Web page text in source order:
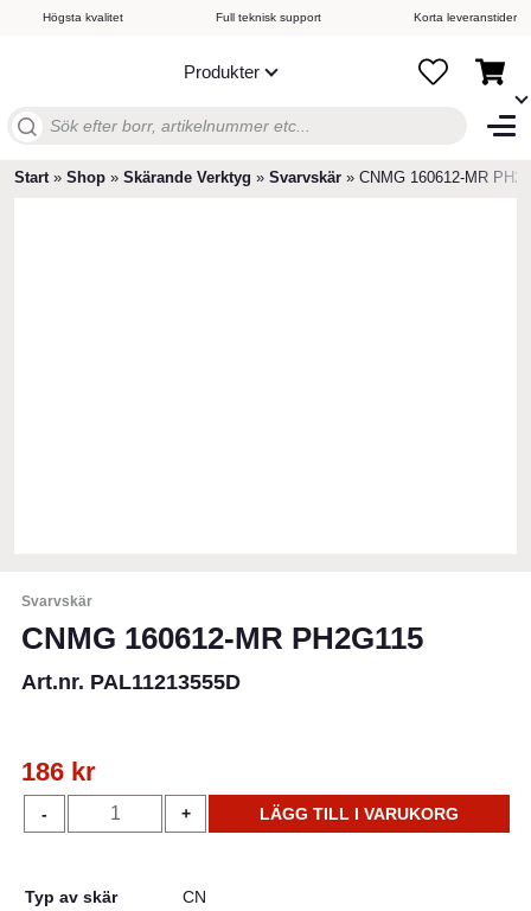
Högsta kvalitet Full teknisk support Korta leveranstider
Produkter
Sök
Start» Shop » Skärande Verktyg » Svarvskär » CNMG 160612-MR
Svarvskär
CNMG 160612-MR PH2G115
Art.nr. PAL11213555D
186 kr
-
CNMG
160612-
+ LÄGG TILL I VARUKORG
Typ av skär CN